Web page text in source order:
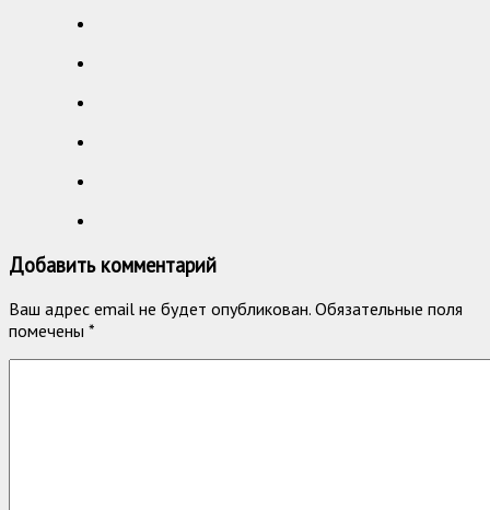
Добавить комментарий
Ваш адрес email не будет опубликован. Обязательные поля
помечены *